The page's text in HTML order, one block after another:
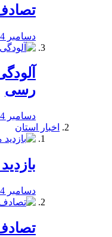
دسامبر 24, 2019
رسی
دسامبر 24, 2019
اخبار استان
دسامبر 24, 2019